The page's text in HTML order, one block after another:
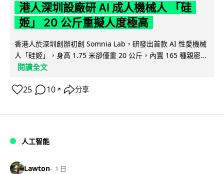
港人深圳設廠研 AI 成人機械人 「硅
姬」 20 公斤重擬人度極高
香港人於深圳創辦初創 Somnia Lab，研發出首款 AI 性愛機械
人「硅姬」，身高 1.75 米卻僅重 20 公斤，內置 165 種親密...
閱讀全文
25 10 ↗ 分享
人工智能
Lawton 1 日